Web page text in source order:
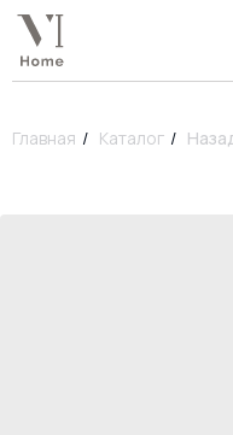
Главная / Каталог /